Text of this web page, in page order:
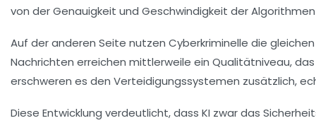
von der Genauigkeit und Geschwindigkeit der
Auf der anderen Seite nutzen Cyberkriminelle die
Nachrichten erreichen mittlerweile ein Qualitätniveau,
erschweren es den Verteidigungssystemen zusätzlich,
Diese Entwicklung verdeutlicht, dass KI zwar das